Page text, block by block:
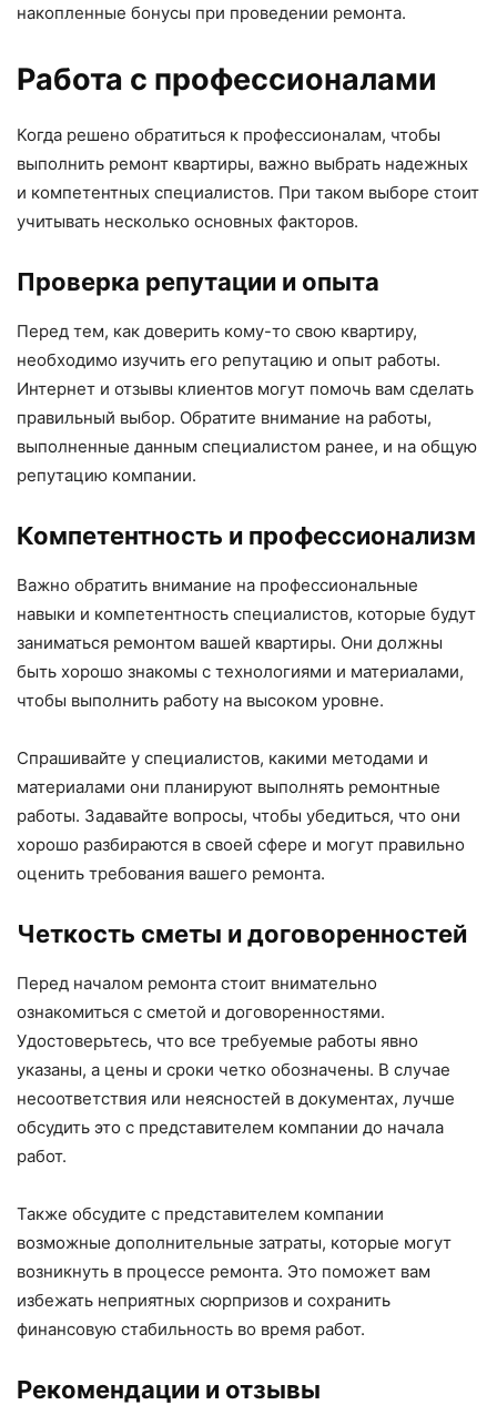
накопленные бонусы при проведении ремонта.
Работа с профессионалами
Когда решено обратиться к профессионалам, чтобы
выполнить ремонт квартиры, важно выбрать надежных
и компетентных специалистов. При таком выборе стоит
учитывать несколько основных факторов.
Проверка репутации и опыта
Перед тем, как доверить кому-то свою квартиру,
необходимо изучить его репутацию и опыт работы.
Интернет и отзывы клиентов могут помочь вам сделать
правильный выбор. Обратите внимание на работы,
выполненные данным специалистом ранее, и на общую
репутацию компании.
Компетентность и профессионализм
Важно обратить внимание на профессиональные
навыки и компетентность специалистов, которые будут
заниматься ремонтом вашей квартиры. Они должны
быть хорошо знакомы с технологиями и материалами,
чтобы выполнить работу на высоком уровне.
Спрашивайте у специалистов, какими методами и
материалами они планируют выполнять ремонтные
работы. Задавайте вопросы, чтобы убедиться, что они
хорошо разбираются в своей сфере и могут правильно
оценить требования вашего ремонта.
Четкость сметы и договоренностей
Перед началом ремонта стоит внимательно
ознакомиться с сметой и договоренностями.
Удостоверьтесь, что все требуемые работы явно
указаны, а цены и сроки четко обозначены. В случае
несоответствия или неясностей в документах, лучше
обсудить это с представителем компании до начала
работ.
Также обсудите с представителем компании
возможные дополнительные затраты, которые могут
возникнуть в процессе ремонта. Это поможет вам
избежать неприятных сюрпризов и сохранить
финансовую стабильность во время работ.
Рекомендации и отзывы